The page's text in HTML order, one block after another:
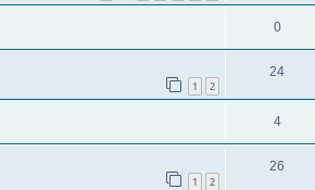
0
1 2
24
4
1 2
26